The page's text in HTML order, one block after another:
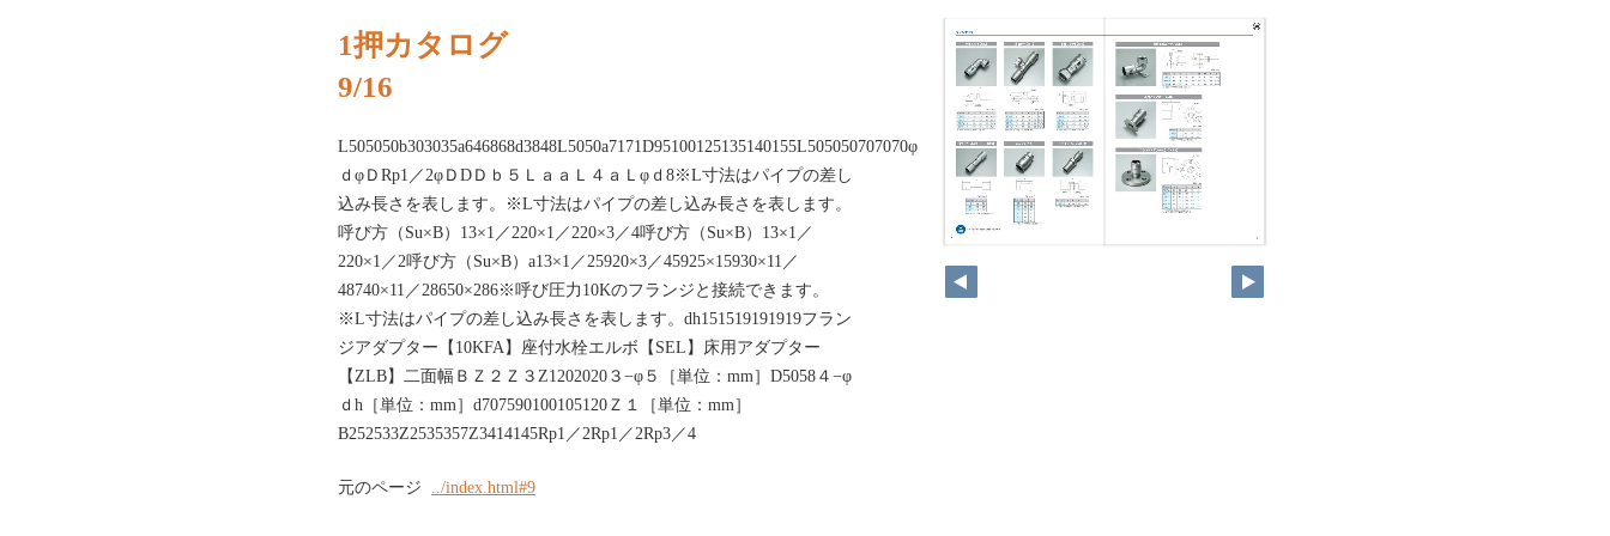
1押カタログ
9/16
L505050b303035a646868d3848L5050a7171D95100125135140155L505050707070φ
ｄφＤRp1／2φＤDＤｂ５ＬａａＬ４ａＬφｄ8※L寸法はパイプの差し
込み長さを表します。※L寸法はパイプの差し込み長さを表します。
呼び方（Su×B）13×1／220×1／220×3／4呼び方（Su×B）13×1／
220×1／2呼び方（Su×B）a13×1／25920×3／45925×15930×11／
48740×11／28650×286※呼び圧力10Kのフランジと接続できます。
※L寸法はパイプの差し込み長さを表します。dh151519191919フラン
ジアダプター【10KFA】座付水栓エルボ【SEL】床用アダプター
【ZLB】二面幅ＢＺ２Ｚ３Z1202020３−φ５［単位：mm］D5058４−φ
ｄh［単位：mm］d707590100105120Ｚ１［単位：mm］
B252533Z2535357Z3414145Rp1／2Rp1／2Rp3／4
元のページ ../index.html#9